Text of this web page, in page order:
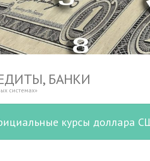
БАНКИ
системах»
курсы доллара